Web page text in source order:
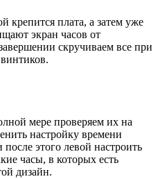
крепится плата, а затем уже
экран часов от
скручиваем все при
мере проверяем их на
настройку времени
этого левой настроить
часы, в которых есть
дизайн.